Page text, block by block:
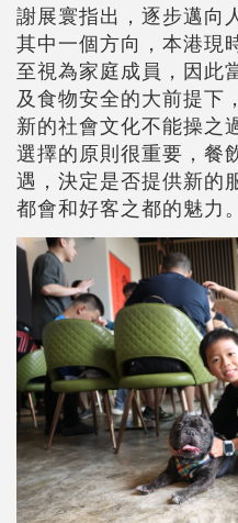
謝展寰指出，逐步邁向
其中一個方向，本港現
至視為家庭成員，因此
及食物安全的大前提下
新的社會文化不能操之
選擇的原則很重要，餐
遇，決定是否提供新的
都會和好客之都的魅力。